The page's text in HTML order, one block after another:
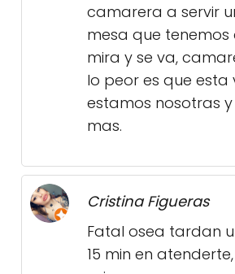
camarera a servir
mesa que tenemos
mira y se va,
lo peor es que esta
estamos nosotras
mas.
Cristina Figueras
Fatal osea tardan
15 min en